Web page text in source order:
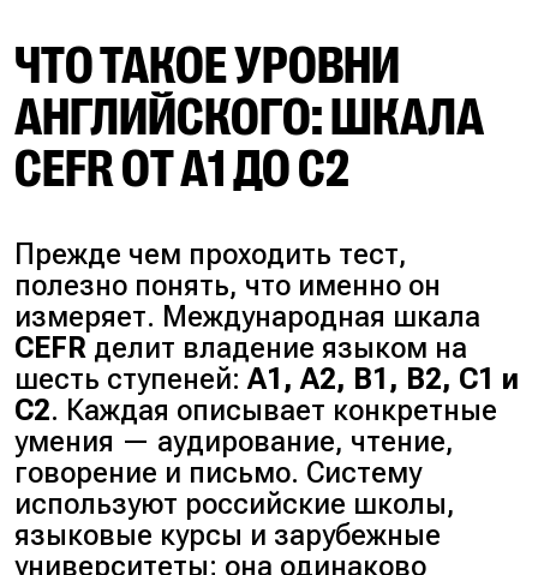
ЧТО ТАКОЕ УРОВНИ
АНГЛИЙСКОГО: ШКАЛА
CEFR ОТ A1 ДО C2
Прежде чем проходить тест,
полезно понять, что именно он
измеряет. Международная шкала
CEFR делит владение языком на
шесть ступеней:A1, A2, B1, B2, C1 и
C2. Каждая описывает конкретные
умения — аудирование, чтение,
говорение и письмо. Систему
используют российские школы,
языковые курсы и зарубежные
университеты; она одинаково